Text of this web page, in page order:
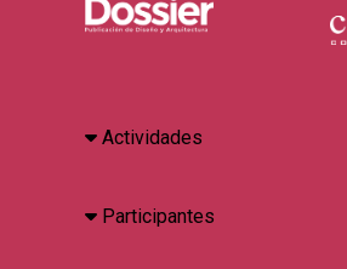
Actividades
Participantes